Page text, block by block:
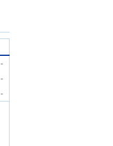
-
-
-